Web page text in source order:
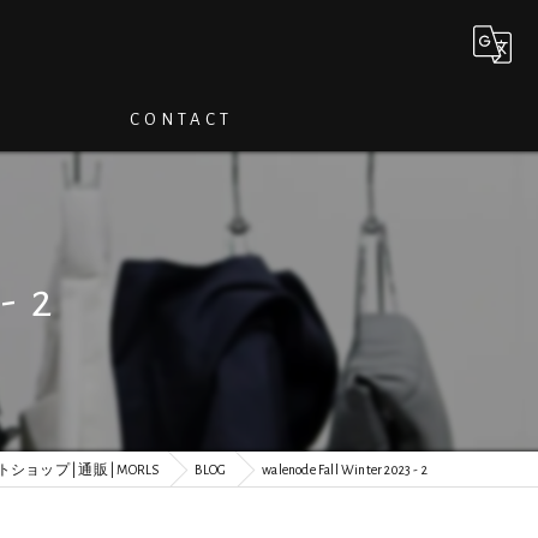
CONTACT
2
ショップ | 通販 | MORLS BLOG walenode Fall Winter 2023 - 2